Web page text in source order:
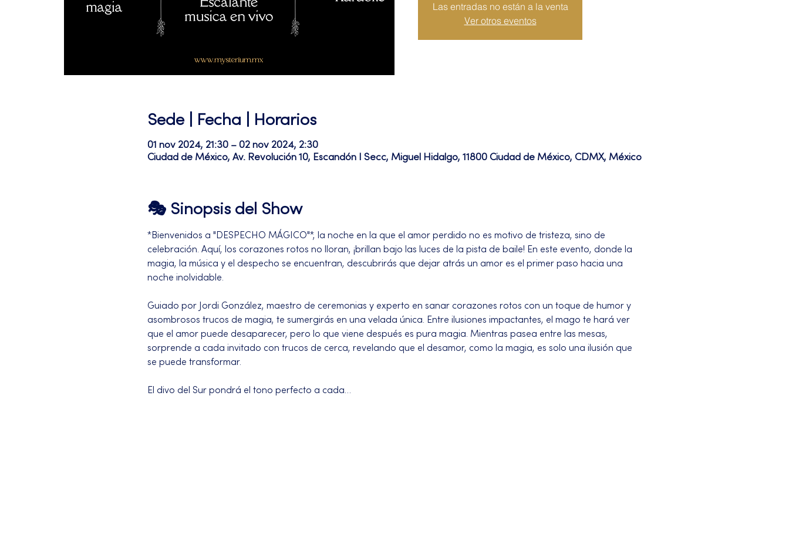
Las entradas no están a la venta
Ver otros eventos
Sede | Fecha | Horarios
01 nov 2024, 21:30 – 02 nov 2024, 2:30
Ciudad de México, Av. Revolución 10, Escandón I Secc, Miguel Hidalgo, 11800 Ciudad de México, CDMX, México
🎭 Sinopsis del Show
*Bienvenidos a "DESPECHO MÁGICO"*, la noche en la que el amor perdido no es motivo de tristeza, sino de
celebración. Aquí, los corazones rotos no lloran, ¡brillan bajo las luces de la pista de baile! En este evento, donde la
magia, la música y el despecho se encuentran, descubrirás que dejar atrás un amor es el primer paso hacia una
noche inolvidable.
Guiado por Jordi González, maestro de ceremonias y experto en sanar corazones rotos con un toque de humor y
asombrosos trucos de magia, te sumergirás en una velada única. Entre ilusiones impactantes, el mago te hará ver
que el amor puede desaparecer, pero lo que viene después es pura magia. Mientras pasea entre las mesas,
sorprende a cada invitado con trucos de cerca, revelando que el desamor, como la magia, es solo una ilusión que
se puede transformar.
El divo del Sur pondrá el tono perfecto a cada…